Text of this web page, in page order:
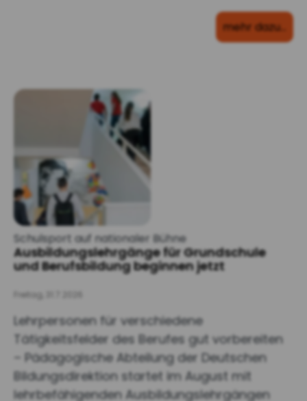
mehr dazu…
Schulsport auf nationaler Bühne
Ausbildungslehrgänge für Grundschule
und Berufsbildung beginnen jetzt
Freitag, 31.7.2026
Lehrpersonen für verschiedene
Tätigkeitsfelder des Berufes gut vorbereiten
– Pädagogische Abteilung der Deutschen
Bildungsdirektion startet im August mit
lehrbefähigenden Ausbildungslehrgängen